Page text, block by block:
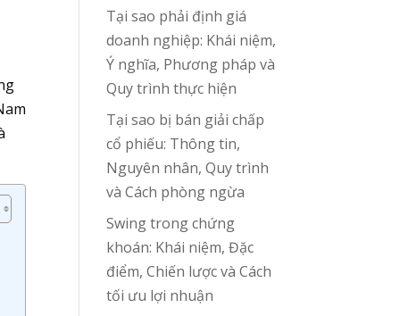
Tại sao phải định giá
doanh nghiệp: Khái niệm,
Ý nghĩa, Phương pháp và
Quy trình thực hiện
Tại sao bị bán giải chấp
cổ phiếu: Thông tin,
Nguyên nhân, Quy trình
và Cách phòng ngừa
Swing trong chứng
khoán: Khái niệm, Đặc
điểm, Chiến lược và Cách
tối ưu lợi nhuận